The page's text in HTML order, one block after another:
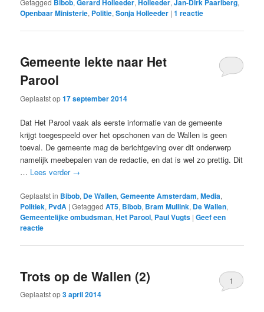
Getagged Bibob,Gerard Holleeder, Holleeder,Jan-Dirk Paarlberg,
Openbaar Ministerie, Politie,Sonja Holleeder |1 reactie
Gemeente lekte naar Het
Parool
Geplaatst op17 september 2014
Dat Het Parool vaak als eerste informatie van de gemeente
krijgt toegespeeld over het opschonen van de Wallen is geen
toeval. De gemeente mag de berichtgeving over dit onderwerp
namelijk meebepalen van de redactie, en dat is wel zo prettig. Dit
… Lees verder →
Geplaatst in Bibob, De Wallen,Gemeente Amsterdam,Media,
Politiek, PvdA |Getagged AT5, Bibob, Bram Mullink, De Wallen,
Gemeentelijke ombudsman,Het Parool, Paul Vugts |Geef een
reactie
Trots op de Wallen (2)
Geplaatst op3 april 2014
1